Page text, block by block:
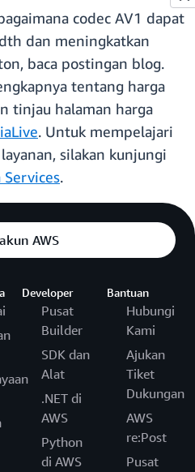
codec AV1 dapat
dan meningkatkan
baca postingan blog.
tentang harga
tinjau halaman harga
. Untuk mempelajari
silakan kunjungi
Services.
AWS
Developer
Pusat
Builder
SDK dan
Alat
.NET di
AWS
Python
di AWS
Bantuan
Hubungi
Kami
Ajukan
Tiket
Dukungan
AWS
re:Post
Pusat